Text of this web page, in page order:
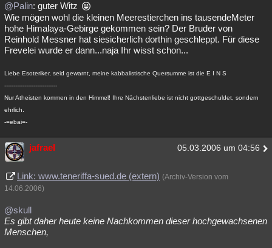
@Palin: guter Witz
Wie mögen wohl die kleinen Meerestierchen ins tausendeMeter
hohe Himalaya-Gebirge gekommen sein? Der Bruder von
Reinhold Messner hat siesicherlich dorthin geschleppt. Für diese
Frevelei wurde er dann...naja Ihr wisst schon...
Liebe Esoteriker, seid gewarnt, meine kabbalistische Quersumme ist die E I N S
-----------------------------
Nur Atheisten kommen in den Himmel! Ihre Nächstenliebe ist nicht gottgeschuldet, sondern
ehrlich.
-=ebai=-
jafrael 05.03.2006 um 04:56
Link: www.teneriffa-sued.de (extern) (Archiv-Version vom
14.06.2006)
@skull
Es gibt daher heute keine Nachkommen dieser hochgewachsenen
Menschen,